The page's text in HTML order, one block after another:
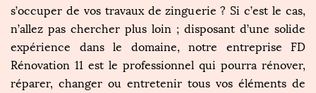
s’occuper de vos travaux de zinguerie ? Si c’est le cas,
n’allez pas chercher plus loin ; disposant d’une solide
expérience dans le domaine, notre entreprise FD
Rénovation 11 est le professionnel qui pourra rénover,
réparer, changer ou entretenir tous vos éléments de